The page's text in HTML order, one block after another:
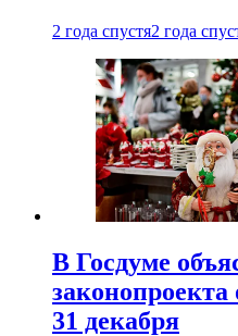
2 года спустя2 года
В Госдуме
31 декабря